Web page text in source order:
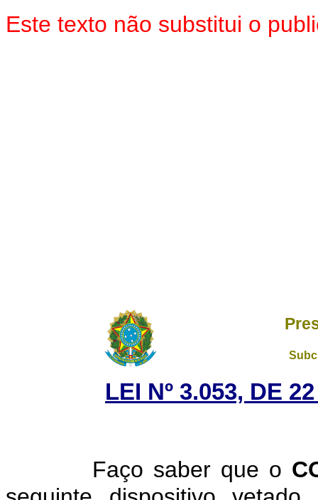
Este texto não substitui o
LEI Nº 3.053, DE
Faço saber que o